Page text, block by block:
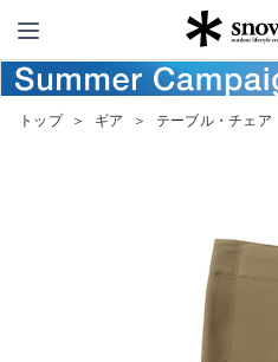
Snow
トップ ＞ ギア ＞ テーブル・チェア